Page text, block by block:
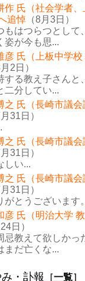
作 氏（社会学者、
追悼 （8月3日）
もはつらつとして
姿が今も思...
彦 氏（上板中学校
月2日）
する教え子さんと
二分してい...
之 氏（長崎市議会
月31日）
之 氏（長崎市議会
月31日）
しい...
之 氏（長崎市議会
月31日）
がとうございます
彦 氏（明治大学
日）
忌教えて欲しかっ
まだ亡くな...
・訃報 ［一覧］